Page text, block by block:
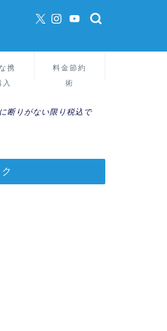
携
入
料金節約
術
断りがない限り税込で